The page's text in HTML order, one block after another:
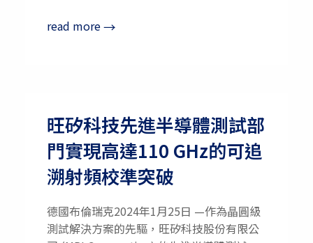
read more→
旺矽科技先進半導體測試部
門實現高達110 GHz的可追
溯射頻校準突破
德國布倫瑞克2024年1月25日 —作為晶圓級
測試解決方案的先驅，旺矽科技股份有限公